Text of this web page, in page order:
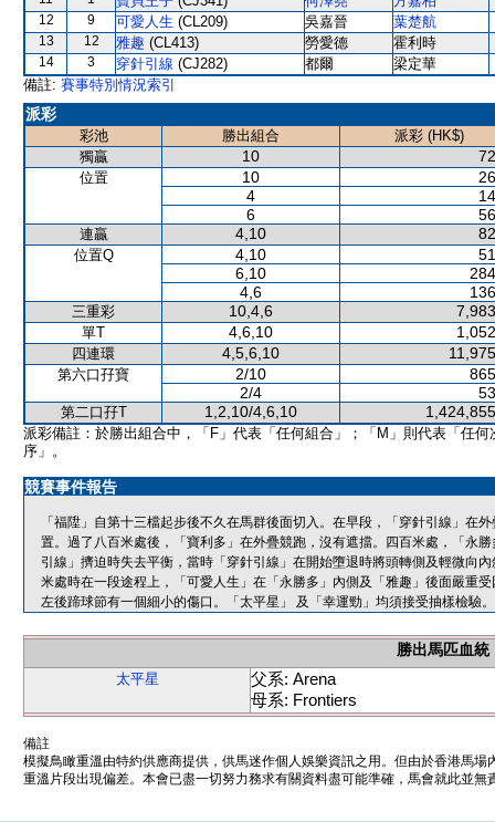
12 9 可愛人生 (CL209) 吳嘉晉 葉楚航
13 12 雅趣 (CL413) 勞愛德 霍利時
14 3 穿針引線 (CJ282) 都爾
梁定華
備註: 賽事特別情況索引
派彩
彩池 勝出組合
派彩 (HK$)
獨贏
10
位置 10
4
6
連贏 4,10
位置Q 4,10
6,10
4,6
三重彩 10,4,6
單T 4,6,10
四連環 4,5,6,10
第六口孖寶 2/10
2/4
第二口孖T 1,2,10/4,6,10
派彩備註：於勝出組合中，「F」代表「任何組合」；「M」則代表「任何
序」。
競賽事件報告
「福陞」自第十三檔起步後不久在馬群後面切入。在早段，「穿針引線」在
置。過了八百米處後，「寶利多」在外疊競跑，沒有遮擋。四百米處，「永
引線」擠迫時失去平衡，當時「穿針引線」在開始墮退時將頭轉側及輕微向
米處時在一段途程上，「可愛人生」在「永勝多」內側及「雅趣」後面嚴重
左後蹄球節有一個細小的傷口。「太平星」 及「幸運勁」均須接受抽樣檢驗。
勝出馬匹血統
太平星
父系: Arena
母系: Frontiers
備註
模擬鳥瞰重溫由特約供應商提供，供馬迷作個人娛樂資訊之用。但由於香港馬
重溫片段出現偏差。本會已盡一切努力務求有關資料盡可能準確，馬會就此並